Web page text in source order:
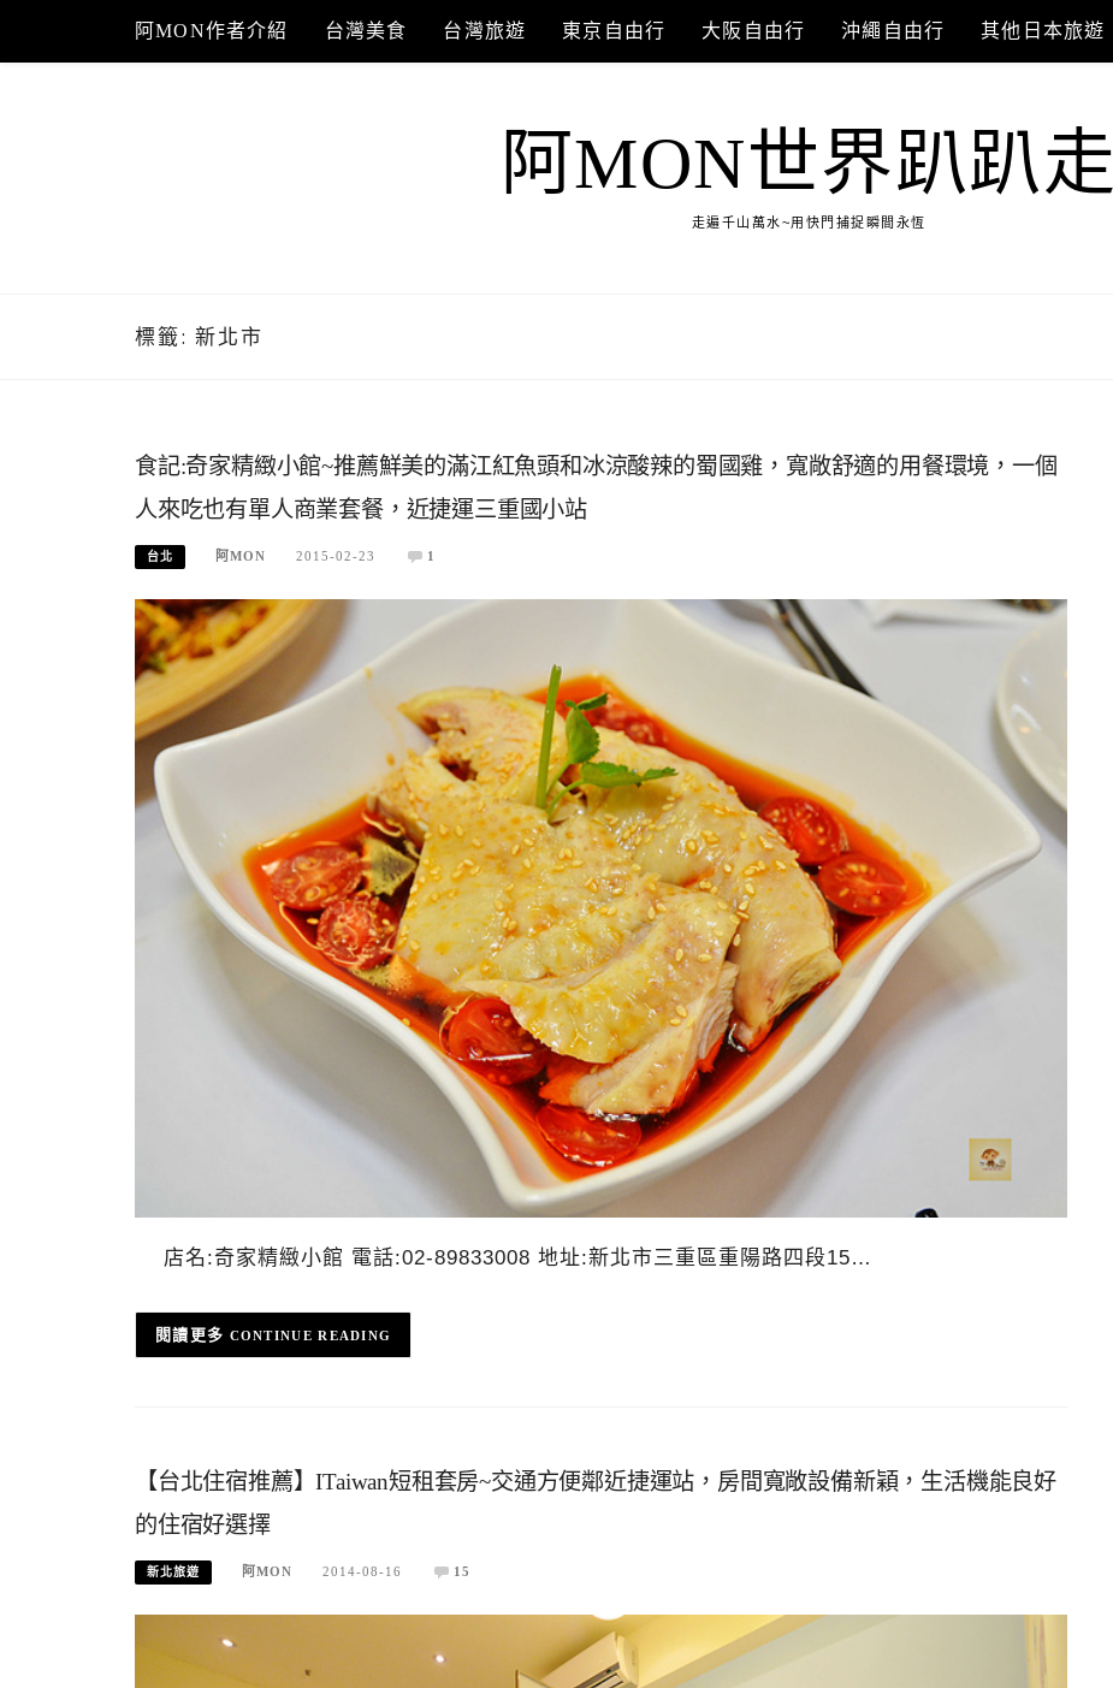
content
阿MON作者介紹 台灣美食 台灣旅遊 東京自由行 大阪自由行 沖繩自由行 其他日本旅遊
阿MON世界趴趴走
走遍千山萬水~用快門捕捉瞬間永恆
標籤: 新北市
食記:奇家精緻小館~推薦鮮美的滿江紅魚頭和冰涼酸辣的蜀國雞，寬敞舒適的用餐環境，一個
人來吃也有單人商業套餐，近捷運三重國小站
台北 阿MON 2015-02-23 1
店名:奇家精緻小館 電話:02-89833008 地址:新北市三重區重陽路四段15…
CONTINUE READING
【台北住宿推薦】ITaiwan短租套房~交通方便鄰近捷運站，房間寬敞設備新穎，生活機能良好
的住宿好選擇
新北旅遊 阿MON 2014-08-16 15